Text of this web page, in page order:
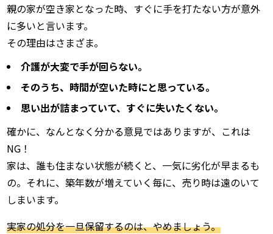
親の家が空き家となった時、すぐに手を打たない方が意外
に多いと言います。
その理由はさまざま。
介護が大変で手が回らない。
そのうち、時間が空いた時にと思っている。
思い出が詰まっていて、すぐに失いたくない。
確かに、なんとなく分かる意見ではありますが、これは
NG！
家は、誰も住まない状態が続くと、一気に劣化が早まるも
の。それに、築年数が増えていく毎に、売り時は遠のいて
しまいます。
実家の処分を一旦保留するのは、やめましょう。